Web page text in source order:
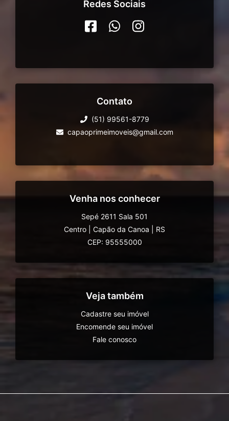
Redes Sociais
Contato
(51) 99561-8779
capaoprimeimoveis@gmail.com
Venha nos conhecer
Sepé 2611 Sala 501
Centro
Capão da Canoa
RS
CEP: 95555000
Veja também
Cadastre seu imóvel
Encomende seu imóvel
Fale conosco